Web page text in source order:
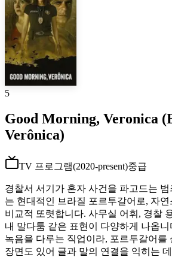
5
Good Morning, Veronica
Verônica)
TV 프로그램(2020-present)중급
경찰서 서기가 혼자 사건을 파고드는
는 현대적인 브라질 포르투갈어로, 자
비교적 또렷합니다. 사무실 어휘, 경찰
내 말다툼 같은 표현이 다양하게 나옵
녹음을 다루는 직업이라, 포르투갈어를
장면도 있어 글과 말의 연결을 익히는